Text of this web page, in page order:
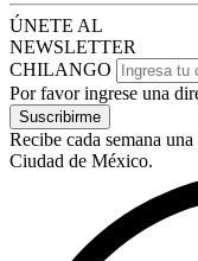
ÚNETE AL
NEWSLETTER
CHILANGO
Por favor ingrese una
Suscribirme
Recibe cada semana
Ciudad de México.